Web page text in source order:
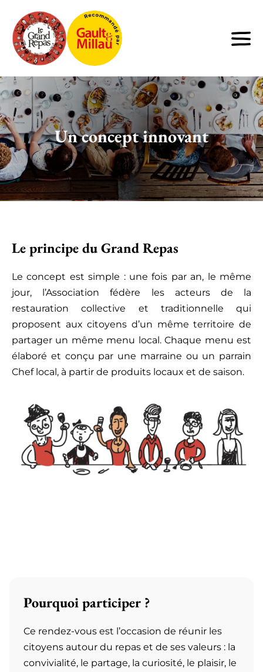
Un concept innovant
Le principe du Grand Repas
Le concept est simple : une fois par an, le même
jour, l’Association fédère les acteurs de la
restauration collective et traditionnelle qui
proposent aux citoyens d’un même territoire de
partager un même menu local. Chaque menu est
élaboré et conçu par une marraine ou un parrain
Chef local, à partir de produits locaux et de saison.
Pourquoi participer ?
Ce rendez-vous est l’occasion de réunir les
citoyens autour du repas et de ses valeurs : la
convivialité, le partage, la curiosité, le plaisir, le